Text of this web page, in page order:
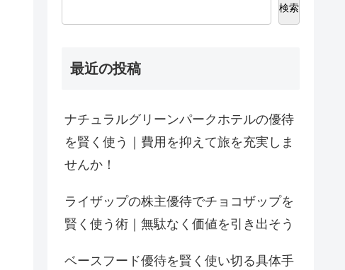
検索
最近の投稿
ナチュラルグリーンパークホテルの優待
を賢く使う｜費用を抑えて旅を充実しま
せんか！
ライザップの株主優待でチョコザップを
賢く使う術｜無駄なく価値を引き出そう
ベースフード優待を賢く使い切る具体手